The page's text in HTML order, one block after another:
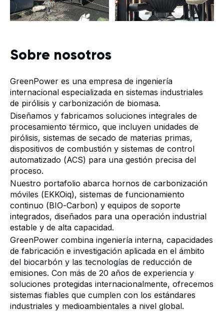
Sobre nosotros
GreenPower es una empresa de ingeniería
internacional especializada en sistemas industriales
de pirólisis y carbonización de biomasa.
Diseñamos y fabricamos soluciones integrales de
procesamiento térmico, que incluyen unidades de
pirólisis, sistemas de secado de materias primas,
dispositivos de combustión y sistemas de control
automatizado (ACS) para una gestión precisa del
proceso.
Nuestro portafolio abarca hornos de carbonización
móviles (EKKOiq), sistemas de funcionamiento
continuo (BIO-Carbon) y equipos de soporte
integrados, diseñados para una operación industrial
estable y de alta capacidad.
GreenPower combina ingeniería interna, capacidades
de fabricación e investigación aplicada en el ámbito
del biocarbón y las tecnologías de reducción de
emisiones. Con más de 20 años de experiencia y
soluciones protegidas internacionalmente, ofrecemos
sistemas fiables que cumplen con los estándares
industriales y medioambientales a nivel global.